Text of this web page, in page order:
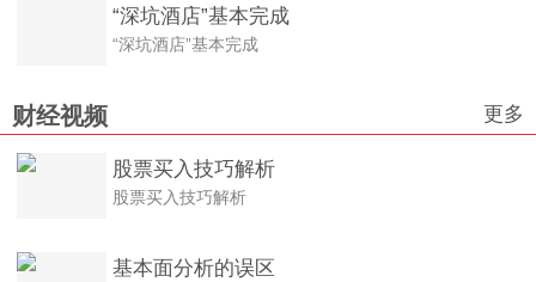
“深坑酒店”基本完成
“深坑酒店”基本完成
财经视频 更多
股票买入技巧解析
股票买入技巧解析
基本面分析的误区